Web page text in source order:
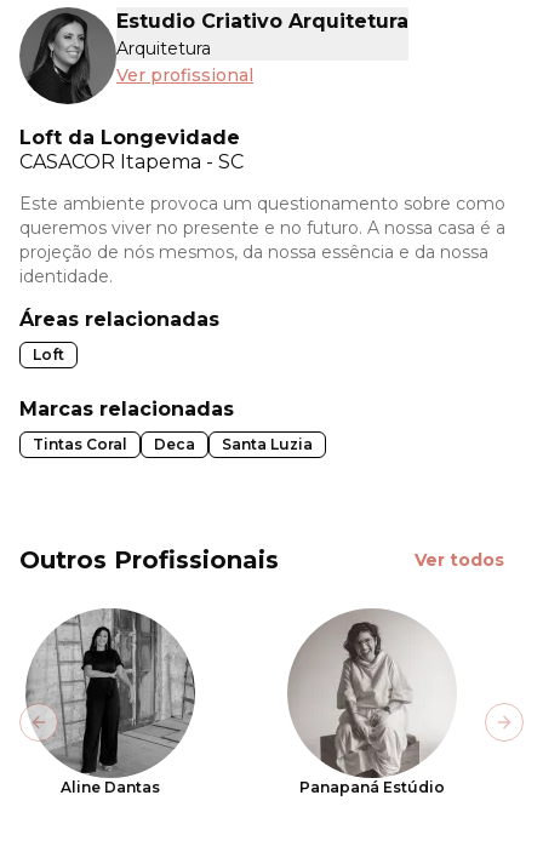
Estudio Criativo Arquitetura
Arquitetura
Ver profissional
Loft da Longevidade
CASACOR Itapema - SC
Este ambiente provoca um questionamento sobre como
queremos viver no presente e no futuro. A nossa casa é a
projeção de nós mesmos, da nossa essência e da nossa
identidade.
Áreas relacionadas
Loft
Marcas relacionadas
Tintas Coral Deca Santa Luzia
Outros Profissionais Ver todos
Aline Dantas Panapaná Estúdio
Previous slide